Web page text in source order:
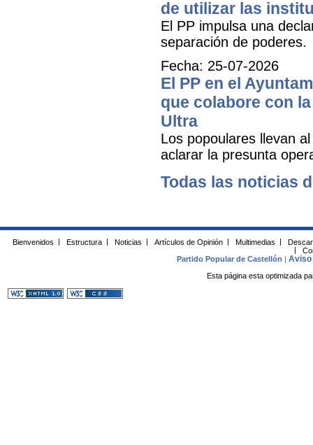
de utilizar las
El PP impulsa una
separación de poderes.
Fecha: 25-07-2026
El PP en el
que colabore con
Ultra
Los popoulares llevan
aclarar la presunta
Todas las noticias
Bienvenidos Estructura Noticias Artículos de Opinión Multimedias
Partido Popular de Castellón
|Aviso
Esta página esta optimizada